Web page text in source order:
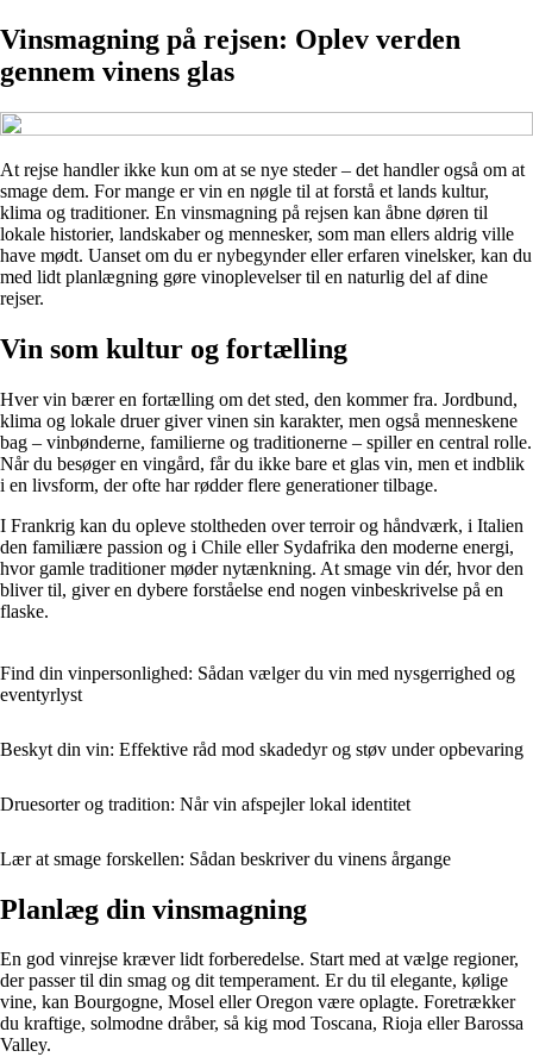
Vinsmagning på rejsen: Oplev verden
gennem vinens glas
At rejse handler ikke kun om at se nye steder – det handler også om at
smage dem. For mange er vin en nøgle til at forstå et lands kultur,
klima og traditioner. En vinsmagning på rejsen kan åbne døren til
lokale historier, landskaber og mennesker, som man ellers aldrig ville
have mødt. Uanset om du er nybegynder eller erfaren vinelsker, kan du
med lidt planlægning gøre vinoplevelser til en naturlig del af dine
rejser.
Vin som kultur og fortælling
Hver vin bærer en fortælling om det sted, den kommer fra. Jordbund,
klima og lokale druer giver vinen sin karakter, men også menneskene
bag – vinbønderne, familierne og traditionerne – spiller en central rolle.
Når du besøger en vingård, får du ikke bare et glas vin, men et indblik
i en livsform, der ofte har rødder flere generationer tilbage.
I Frankrig kan du opleve stoltheden over terroir og håndværk, i Italien
den familiære passion og i Chile eller Sydafrika den moderne energi,
hvor gamle traditioner møder nytænkning. At smage vin dér, hvor den
bliver til, giver en dybere forståelse end nogen vinbeskrivelse på en
flaske.
Find din vinpersonlighed: Sådan vælger du vin med nysgerrighed og
eventyrlyst
Beskyt din vin: Effektive råd mod skadedyr og støv under opbevaring
Druesorter og tradition: Når vin afspejler lokal identitet
Lær at smage forskellen: Sådan beskriver du vinens årgange
Planlæg din vinsmagning
En god vinrejse kræver lidt forberedelse. Start med at vælge regioner,
der passer til din smag og dit temperament. Er du til elegante, kølige
vine, kan Bourgogne, Mosel eller Oregon være oplagte. Foretrækker
du kraftige, solmodne dråber, så kig mod Toscana, Rioja eller Barossa
Valley.